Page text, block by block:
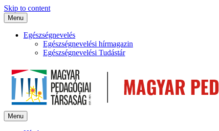
Skip to content
Menu
Egészségnevelés
Egészségnevelési hírmagazin
Egészségnevelési Tudástár
Menu